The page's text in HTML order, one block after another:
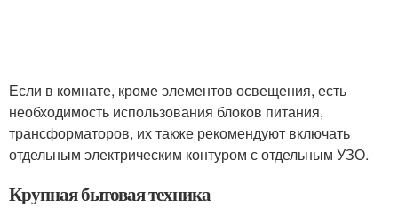
Если в комнате, кроме элементов освещения, есть
необходимость использования блоков питания,
трансформаторов, их также рекомендуют включать
отдельным электрическим контуром с отдельным УЗО.
Крупная бытовая техника